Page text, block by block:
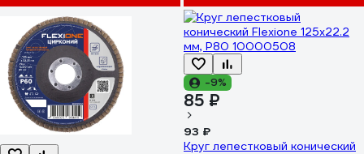
-9%
85 ₽
93 ₽
Круг лепестковый конический